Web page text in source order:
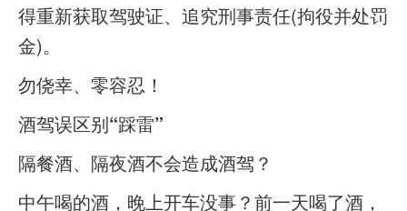
得重新获取驾驶证、追究刑事责任(拘役并处罚
金)。
勿侥幸、零容忍！
酒驾误区别“踩雷”
隔餐酒、隔夜酒不会造成酒驾？
中午喝的酒，晚上开车没事？前一天喝了酒，